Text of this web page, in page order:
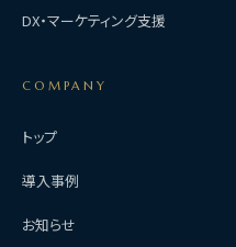
DX・マーケティング支援
COMPANY
トップ
導入事例
お知らせ